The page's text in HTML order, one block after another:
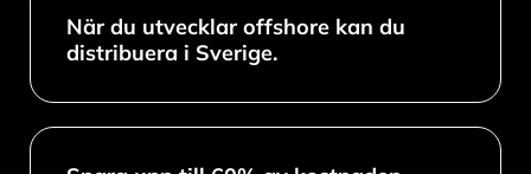
När du utvecklar offshore kan du
distribuera i Sverige.